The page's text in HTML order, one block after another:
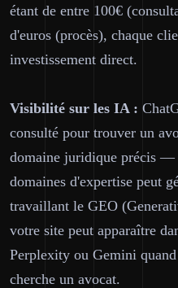
étant de entre 100€
d'euros (procès), chaque
investissement direct.
Visibilité sur les IA :
consulté pour trouver un
domaine juridique précis —
domaines d'expertise peut
travaillant le GEO
votre site peut apparaître
Perplexity ou Gemini
cherche un avocat.